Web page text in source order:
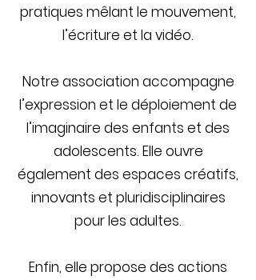
pratiques mêlant le mouvement,
l’écriture et la vidéo.
Notre association accompagne
l’expression et le déploiement de
l’imaginaire des enfants et des
adolescents. Elle ouvre
également des espaces créatifs,
innovants et pluridisciplinaires
pour les adultes.
Enfin, elle propose des actions